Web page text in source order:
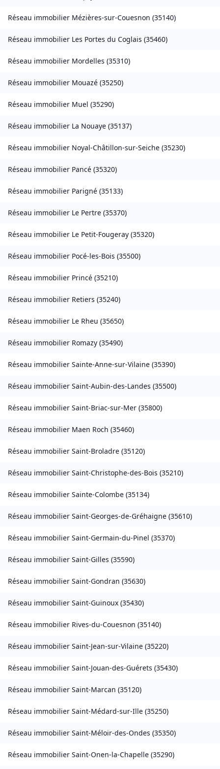
Réseau immobilier Mézières-sur-Couesnon (35140)
Réseau immobilier Les Portes du Coglais (35460)
Réseau immobilier Mordelles (35310)
Réseau immobilier Mouazé (35250)
Réseau immobilier Muel (35290)
Réseau immobilier La Nouaye (35137)
Réseau immobilier Noyal-Châtillon-sur-Seiche (35230)
Réseau immobilier Pancé (35320)
Réseau immobilier Parigné (35133)
Réseau immobilier Le Pertre (35370)
Réseau immobilier Le Petit-Fougeray (35320)
Réseau immobilier Pocé-les-Bois (35500)
Réseau immobilier Princé (35210)
Réseau immobilier Retiers (35240)
Réseau immobilier Le Rheu (35650)
Réseau immobilier Romazy (35490)
Réseau immobilier Sainte-Anne-sur-Vilaine (35390)
Réseau immobilier Saint-Aubin-des-Landes (35500)
Réseau immobilier Saint-Briac-sur-Mer (35800)
Réseau immobilier Maen Roch (35460)
Réseau immobilier Saint-Broladre (35120)
Réseau immobilier Saint-Christophe-des-Bois (35210)
Réseau immobilier Sainte-Colombe (35134)
Réseau immobilier Saint-Georges-de-Gréhaigne (35610)
Réseau immobilier Saint-Germain-du-Pinel (35370)
Réseau immobilier Saint-Gilles (35590)
Réseau immobilier Saint-Gondran (35630)
Réseau immobilier Saint-Guinoux (35430)
Réseau immobilier Rives-du-Couesnon (35140)
Réseau immobilier Saint-Jean-sur-Vilaine (35220)
Réseau immobilier Saint-Jouan-des-Guérets (35430)
Réseau immobilier Saint-Marcan (35120)
Réseau immobilier Saint-Médard-sur-Ille (35250)
Réseau immobilier Saint-Méloir-des-Ondes (35350)
Réseau immobilier Saint-Onen-la-Chapelle (35290)